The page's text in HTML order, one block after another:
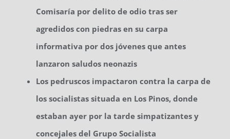
Comisaría por delito de odio tras ser
agredidos con piedras en su carpa
informativa por dos jóvenes que antes
lanzaron saludos neonazis
Los pedruscos impactaron contra la carpa de
los socialistas situada en Los Pinos, donde
estaban ayer por la tarde simpatizantes y
concejales del Grupo Socialista